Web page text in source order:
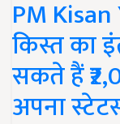
PM
किस्त का
सकते हैं
अपना